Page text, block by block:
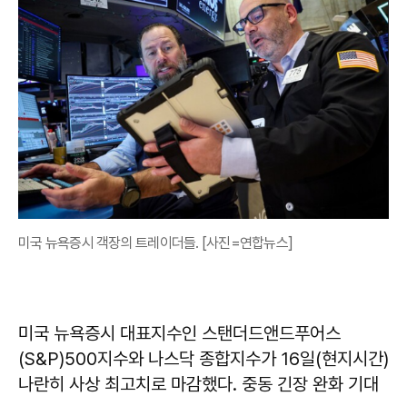
미국 뉴욕증시 객장의 트레이더들. [사진=연합뉴스]
미국 뉴욕증시 대표지수인 스탠더드앤드푸어스
(S&P)500지수와 나스닥 종합지수가 16일(현지시간)
나란히 사상 최고치로 마감했다. 중동 긴장 완화 기대